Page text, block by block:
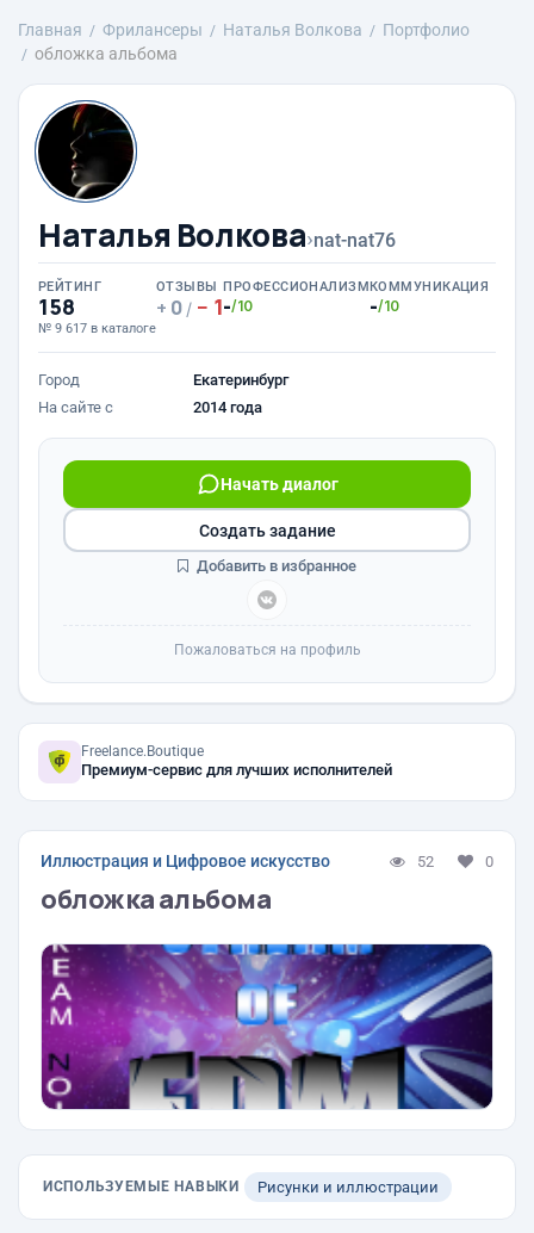
Главная Фрилансеры Наталья Волкова
Портфолио
обложка альбома
Наталья Волкова›nat-nat76
РЕЙТИНГ
158
№ 9 617 в каталоге
ОТЗЫВЫ
0 / 1
ПРОФЕССИОНАЛИЗМ
-/10
КОММУНИКАЦИЯ
-/10
Город
Екатеринбург
На сайте с
2014 года
Начать диалог
Создать задание
Добавить в избранное
Пожаловаться на профиль
Freelance.Boutique
Премиум-сервис для лучших исполнителей
Иллюстрация и Цифровое искусство 52 0
обложка альбома
ИСПОЛЬЗУЕМЫЕ НАВЫКИ Рисунки и иллюстрации